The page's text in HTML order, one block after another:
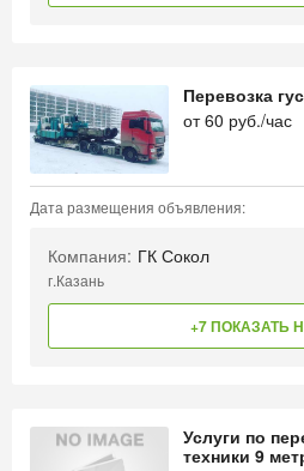
Перевозка
от60 руб./час
Дата размещения объявления:
Компания: ГК Сокол
г.Казань
+7 ПОКАЗАТЬ
Услуги по
техники 9